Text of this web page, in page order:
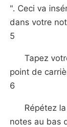
". Ceci va
dans votre
5
Tapez
point de
6
Répétez
notes au bas